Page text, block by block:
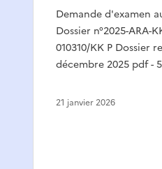
Demande d'examen
Dossier n°2025-ARA-
010310/KK P Dossier
décembre 2025 pdf -
21 janvier 2026